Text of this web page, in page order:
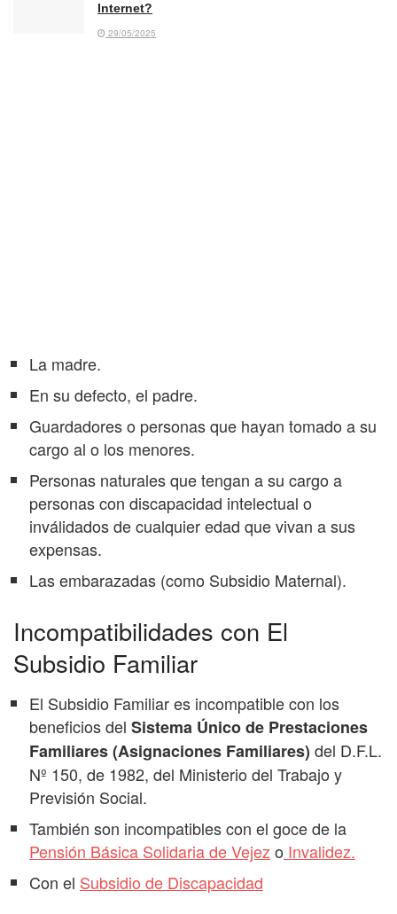
Internet?
29/05/2025
La madre.
En su defecto, el padre.
Guardadores o personas que hayan tomado a su
cargo al o los menores.
Personas naturales que tengan a su cargo a
personas con discapacidad intelectual o
inválidados de cualquier edad que vivan a sus
expensas.
Las embarazadas (como Subsidio Maternal).
Incompatibilidades con El
Subsidio Familiar
El Subsidio Familiar es incompatible con los
beneficios del Sistema Único de Prestaciones
Familiares (Asignaciones Familiares) del D.F.L.
Nº 150, de 1982, del Ministerio del Trabajo y
Previsión Social.
También son incompatibles con el goce de la
Pensión Básica Solidaria de Vejez o Invalidez.
Con el Subsidio de Discapacidad